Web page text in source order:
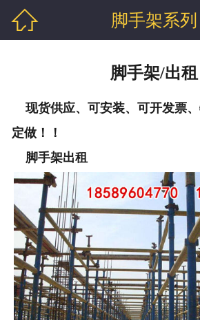
 脚手架系列
脚手架/出租
现货供应、可安装、可开发票
定做！！
脚手架出租